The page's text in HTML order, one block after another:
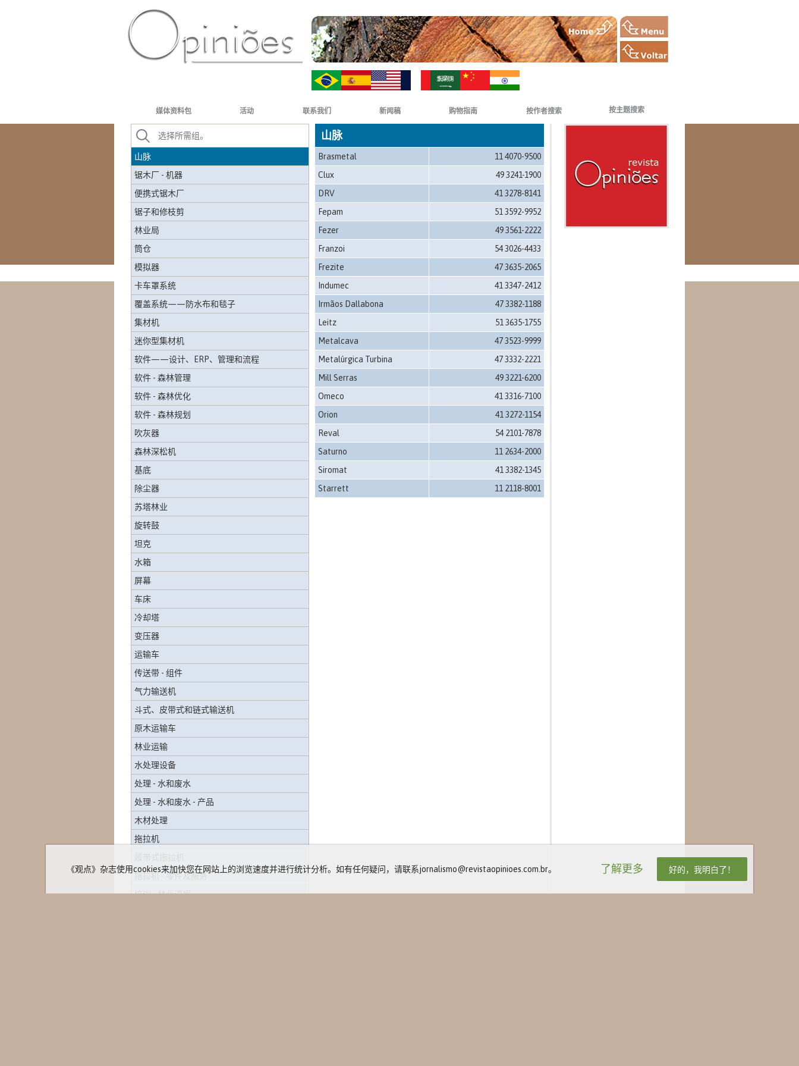
媒体资料包 活动 联系我们 新闻稿 购物指南 按作者搜索 按主题搜索
收割机锯片
木材干燥
废物分离器
山脉
锯木厂 - 机器
便携式锯木厂
锯子和修枝剪
林业局
筒仓
模拟器
卡车罩系统
覆盖系统——防水布和毯子
集材机
迷你型集材机
软件——设计、ERP、管理和流程
软件 - 森林管理
软件 - 森林优化
软件 - 森林规划
吹灰器
森林深松机
基底
除尘器
苏塔林业
旋转鼓
坦克
水箱
屏幕
车床
冷却塔
变压器
运输车
传送带 - 组件
气力输送机
斗式、皮带式和链式输送机
原木运输车
林业运输
水处理设备
处理 - 水和废水
处理 - 水和废水 - 产品
木材处理
拖拉机
拖拉机 - 零件及服务
培训 - 林业课程
山脉
Brasmetal
11 4070-9500
Clux
49 3241-1900
DRV
41 3278-8141
Fepam
51 3592-9952
Fezer
49 3561-2222
Franzoi
54 3026-4433
Frezite
47 3635-2065
Indumec
41 3347-2412
Irmãos Dallabona
47 3382-1188
Leitz
51 3635-1755
Metalcava
47 3523-9999
Metalúrgica Turbina
47 3332-2221
Mill Serras
49 3221-6200
Omeco
41 3316-7100
Orion
41 3272-1154
Reval
54 2101-7878
Saturno
11 2634-2000
Siromat
41 3382-1345
Starrett
11 2118-8001
《观点》杂志使用cookies来加快您在网站上的浏览速度并进行统计分析。如有任何疑问，请联系jornalismo@revistaopinioes.com.br。 了解更多 好的，我明白了！